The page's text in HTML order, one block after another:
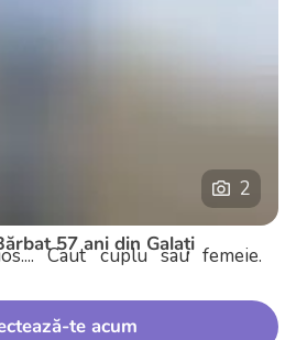
2
57 ani din Galați
Caut cuplu sau femeie.
te acum